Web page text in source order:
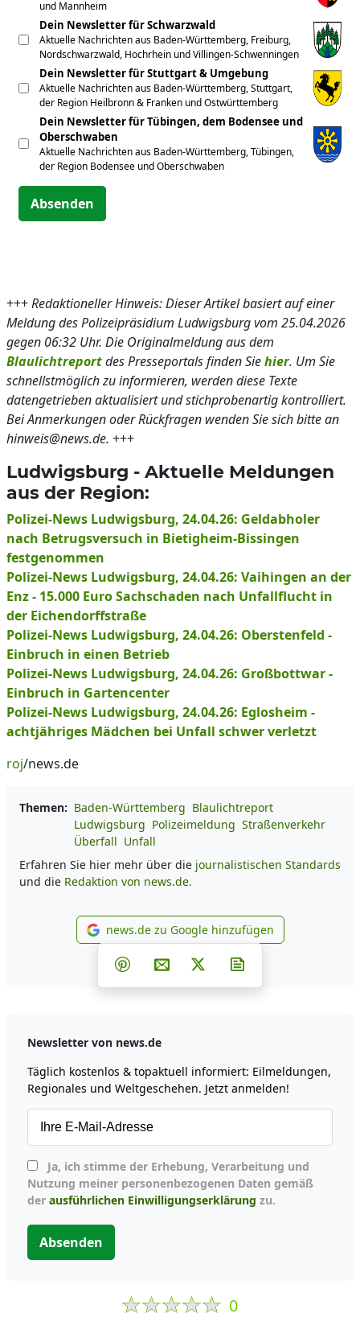
und Mannheim
Dein Newsletter für Schwarzwald
Aktuelle Nachrichten aus Baden-Württemberg, Freiburg,
Nordschwarzwald, Hochrhein und Villingen-Schwenningen
Dein Newsletter für Stuttgart & Umgebung
Aktuelle Nachrichten aus Baden-Württemberg, Stuttgart,
der Region Heilbronn & Franken und Ostwürttemberg
Dein Newsletter für Tübingen, dem Bodensee und
Oberschwaben
Aktuelle Nachrichten aus Baden-Württemberg, Tübingen,
der Region Bodensee und Oberschwaben
Absenden
+++Redaktioneller Hinweis: Dieser Artikel basiert auf einer
Meldung des Polizeipräsidium Ludwigsburg vom 25.04.2026
gegen 06:32 Uhr. Die Originalmeldung aus dem
Blaulichtreportdes Presseportals finden Siehier. Um Sie
schnellstmöglich zu informieren, werden diese Texte
datengetrieben aktualisiert und stichprobenartig kontrolliert.
Bei Anmerkungen oder Rückfragen wenden Sie sich bitte an
hinweis@news.de. +++
Ludwigsburg - Aktuelle Meldungen
aus der Region:
Polizei-News Ludwigsburg, 24.04.26: Geldabholer
nach Betrugsversuch in Bietigheim-Bissingen
festgenommen
Polizei-News Ludwigsburg, 24.04.26: Vaihingen an der
Enz - 15.000 Euro Sachschaden nach Unfallflucht in
der Eichendorffstraße
Polizei-News Ludwigsburg, 24.04.26: Oberstenfeld -
Einbruch in einen Betrieb
Polizei-News Ludwigsburg, 24.04.26: Großbottwar -
Einbruch in Gartencenter
Polizei-News Ludwigsburg, 24.04.26: Eglosheim -
achtjähriges Mädchen bei Unfall schwer verletzt
roj/news.de
Themen: Baden-Württemberg Blaulichtreport
Ludwigsburg Polizeimeldung Straßenverkehr
Überfall Unfall
Erfahren Sie hier mehr über die journalistischen Standards
und die Redaktion von news.de.
news.de zu Google
news.de zu Google hinzufügen
Teilen auf Facebook
Teilen auf Whatsapp
Teilen auf Telegram
Teilen auf Pinterest
Per E-Mail teilen
Post auf X
Newsletter von news.de
Täglich kostenlos & topaktuell informiert: Eilmeldungen,
Regionales und Weltgeschehen. Jetzt anmelden!
Nutzung meiner personenbezogenen Daten gemäß
der ausführlichen Einwilligungserklärung zu.
Absenden
0